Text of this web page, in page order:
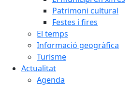
Patrimoni cultural
Festes i fires
El temps
Informació geogràfica
Turisme
Actualitat
Agenda